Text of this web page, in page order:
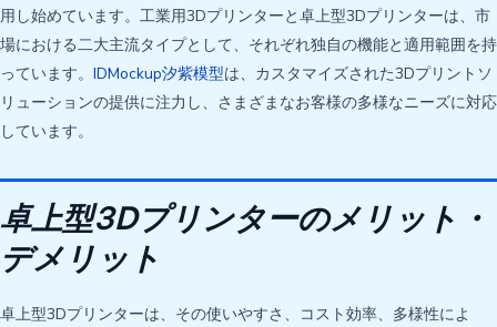
用し始めています。工業用3Dプリンターと卓上型3Dプリンターは、市
場における二大主流タイプとして、それぞれ独自の機能と適用範囲を持
っています。 IDMockup汐紫模型は、カスタマイズされた3Dプリントソ
リューションの提供に注力し、さまざまなお客様の多様なニーズに対応
しています。
卓上型3Dプリンターのメリット・
デメリット
卓上型3Dプリンターは、その使いやすさ、コスト効率、多様性によ